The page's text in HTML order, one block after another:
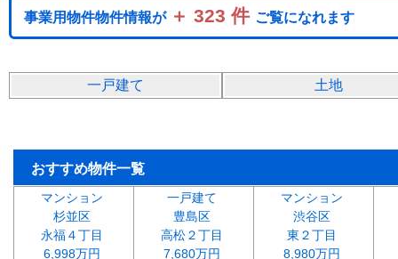
事業用物件物件情報が ＋ 323 件 ご覧になれます
一戸建て 土地
おすすめ物件一覧
マンション
杉並区
永福４丁目
6,998万円
一戸建て
豊島区
高松２丁目
7,680万円
マンション
渋谷区
東２丁目
8,980万円